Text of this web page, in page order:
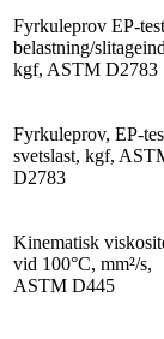
Fyrkuleprov EP-
belastning/
kgf, ASTM D2783
Fyrkuleprov, EP-
svetslast, kgf,
D2783
Kinematisk
vid 100°C, mm²/s,
ASTM D445